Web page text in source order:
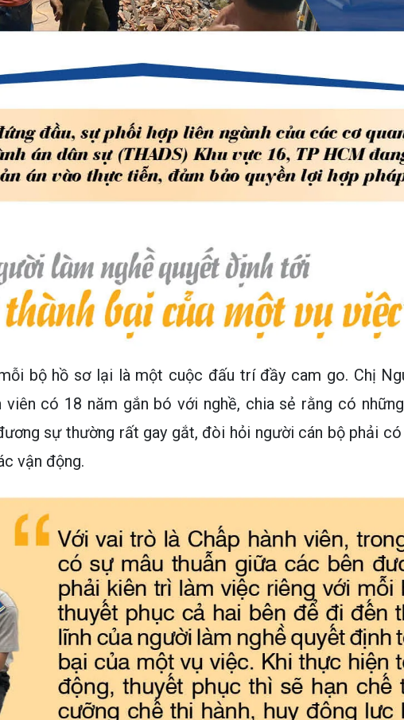
bộ hồ sơ lại là một cuộc đấu trí đầy cam go. Chị
viên có 18 năm gắn bó với nghề, chia sẻ rằng có
sự thường rất gay gắt, đòi hỏi người cán bộ phải có
vận động.